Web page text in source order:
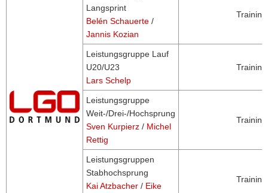
Langsprint
Belén Schauerte /
Jannis Kozian
Leistungsgruppe Lauf
U20/U23
Lars Schelp
Leistungsgruppe
Weit-/Drei-/Hochsprung
Sven Kurpierz / Michel
Rettig
Leistungsgruppen
Stabhochsprung
Kai Atzbacher / Eike